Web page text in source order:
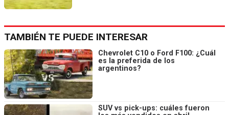
TAMBIÉN TE PUEDE INTERESAR
Chevrolet C10 o Ford F100: ¿Cuál
es la preferida de los
argentinos?
SUV vs pick-ups: cuáles fueron